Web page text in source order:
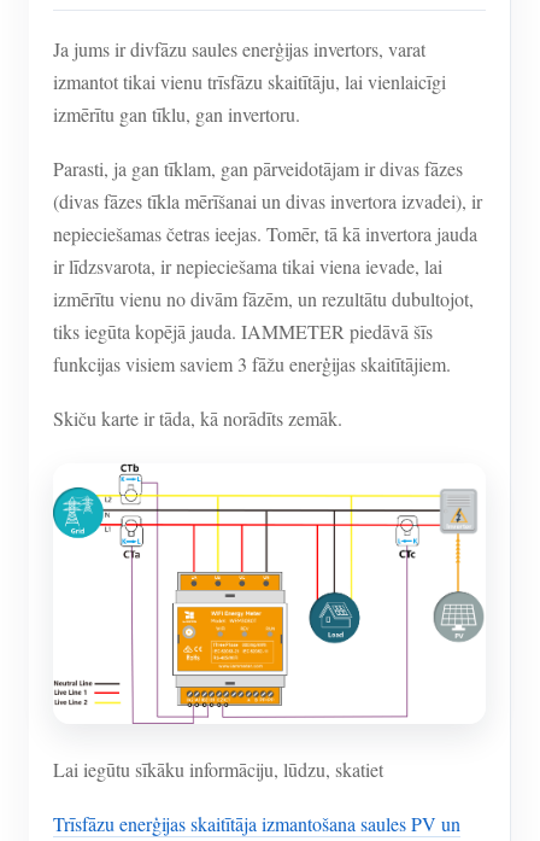
Ja jums ir divfāzu saules enerģijas invertors, varat
izmantot tikai vienu trīsfāzu skaitītāju, lai vienlaicīgi
izmērītu gan tīklu, gan invertoru.
Parasti, ja gan tīklam, gan pārveidotājam ir divas fāzes
(divas fāzes tīkla mērīšanai un divas invertora izvadei), ir
nepieciešamas četras ieejas. Tomēr, tā kā invertora jauda
ir līdzsvarota, ir nepieciešama tikai viena ievade, lai
izmērītu vienu no divām fāzēm, un rezultātu dubultojot,
tiks iegūta kopējā jauda. IAMMETER piedāvā šīs
funkcijas visiem saviem 3 fāžu enerģijas skaitītājiem.
Skiču karte ir tāda, kā norādīts zemāk.
Lai iegūtu sīkāku informāciju, lūdzu, skatiet
Trīsfāzu enerģijas skaitītāja izmantošana saules PV un